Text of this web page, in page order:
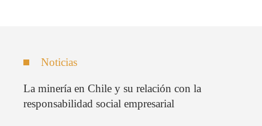
Noticias
La minería en Chile y su relación con la
responsabilidad social empresarial